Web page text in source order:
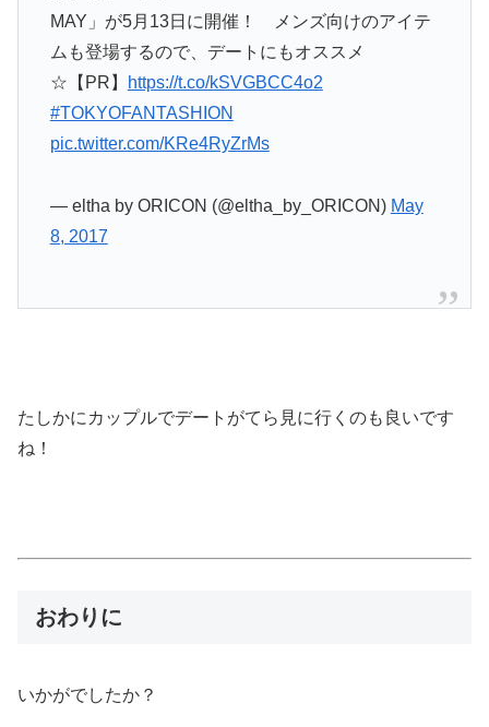
MAY」が5月13日に開催！ メンズ向けのアイテ
ムも登場するので、デートにもオススメ
☆【PR】
https://t.co/kSVGBCC4o2
#TOKYOFANTASHION
pic.twitter.com/KRe4RyZrMs
— eltha by ORICON (@eltha_by_ORICON) May
8, 2017
たしかにカップルでデートがてら見に行くのも良いです
ね！
おわりに
いかがでしたか？